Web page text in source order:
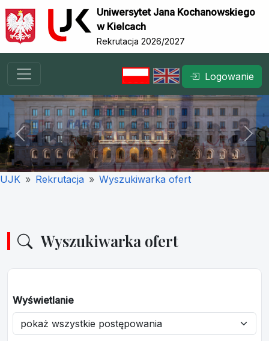
Uniwersytet Jana Kochanowskiego
w Kielcach
Rekrutacja 2026/2027
Logowanie
Previous Next
UJK Rekrutacja Wyszukiwarka ofert
Wyszukiwarka ofert
Wyświetlanie